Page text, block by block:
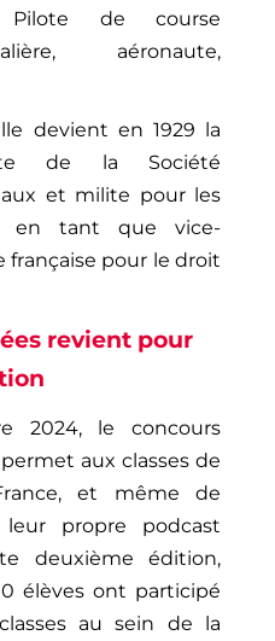
Pilote de course
aéronaute,
devient en 1929 la
de la Société
et milite pour les
en tant que vice-
française pour le droit
revient pour
2024, le concours
aux classes de
et même de
propre podcast
deuxième édition,
élèves ont participé
au sein de la